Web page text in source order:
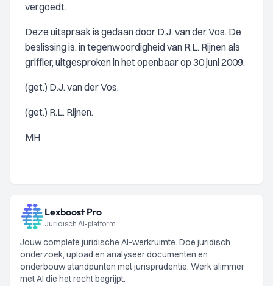
vergoedt.
Deze uitspraak is gedaan door D.J. van der Vos. De
beslissing is, in tegenwoordigheid van R.L. Rijnen als
griffier, uitgesproken in het openbaar op 30 juni 2009.
(get.) D.J. van der Vos.
(get.) R.L. Rijnen.
MH
Lexboost Pro
Juridisch AI-platform
Jouw complete juridische AI-werkruimte. Doe juridisch
onderzoek, upload en analyseer documenten en
onderbouw standpunten met jurisprudentie. Werk slimmer
met AI die het recht begrijpt.